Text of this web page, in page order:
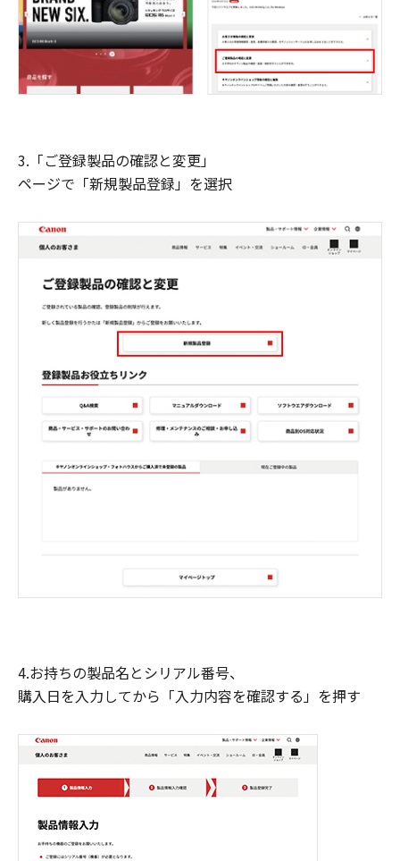
3.「ご登録製品の確認と変更」
ページで「新規製品登録」を選択
4.お持ちの製品名とシリアル番号、
購入日を入力してから「入力内容を確認する」を押す